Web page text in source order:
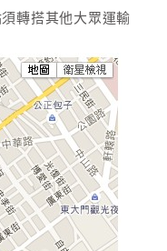
轉搭其他大眾運輸